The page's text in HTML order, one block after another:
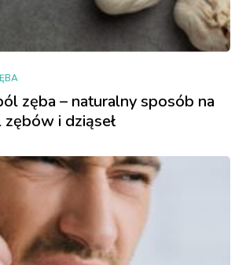
zęba – naturalny sposób na
i dziąseł